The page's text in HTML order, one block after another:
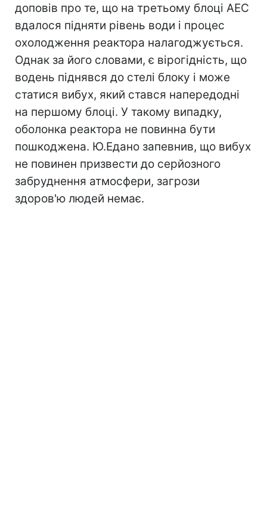
доповів про те, що на третьому блоці АЕС
вдалося підняти рівень води і процес
охолодження реактора налагоджується.
Однак за його словами, є вірогідність, що
водень піднявся до стелі блоку і може
статися вибух, який стався напередодні
на першому блоці. У такому випадку,
оболонка реактора не повинна бути
пошкоджена. Ю.Едано запевнив, що вибух
не повинен призвести до серйозного
забруднення атмосфери, загрози
здоров'ю людей немає.